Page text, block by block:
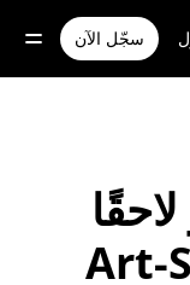
سجّل الآن